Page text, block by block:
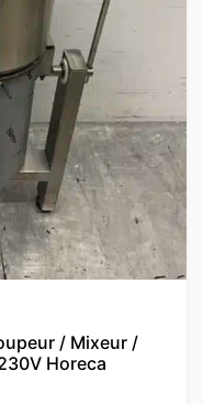
/ Mixeur /
Horeca